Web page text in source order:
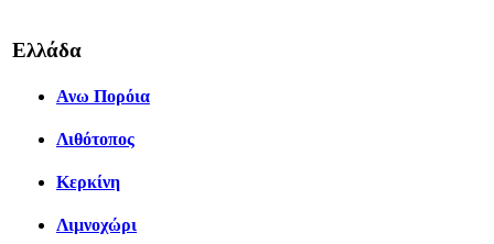
Ελλάδα
Ανω Πορόια
Λιθότοπος
Κερκίνη
Λιμνοχώρι